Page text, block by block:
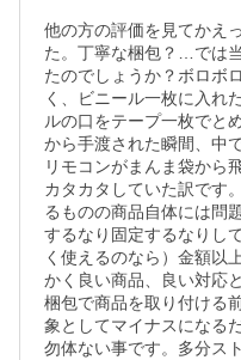
他の方の評価を見てかえ
た。丁寧な梱包？…では
たのでしょうか？ボロボ
く、ビニール一枚に入れ
ルの口をテープ一枚でと
から手渡された瞬間、中
リモコンがまんま袋から
カタカタしていた訳です
るものの商品自体には問
するなり固定するなりし
く使えるのなら）金額以
かく良い商品、良い対応
梱包で商品を取り付ける
象としてマイナスになる
勿体ない事です。多分ス